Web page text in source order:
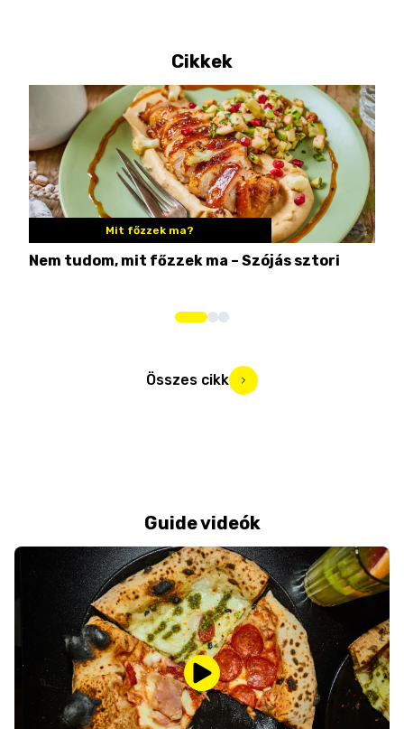
Cikkek
Mit főzzek ma?
Nem tudom, mit főzzek ma – Szójás sztori
Összes cikk
Guide videók